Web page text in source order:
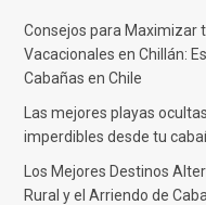
Consejos para Maximizar
Vacacionales en Chillán:
Cabañas en Chile
Las mejores playas
imperdibles desde tu
Los Mejores Destinos
Rural y el Arriendo de